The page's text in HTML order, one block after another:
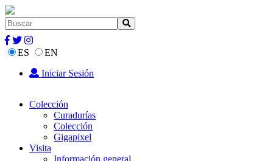
ES
EN
Iniciar Sesión
Colección
Curadurías
Colección
Gigapixel
Visita
Información general